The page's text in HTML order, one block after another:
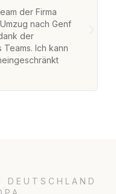
der Firma
nach Genf
der
Ich kann
DEUTSCHLAND